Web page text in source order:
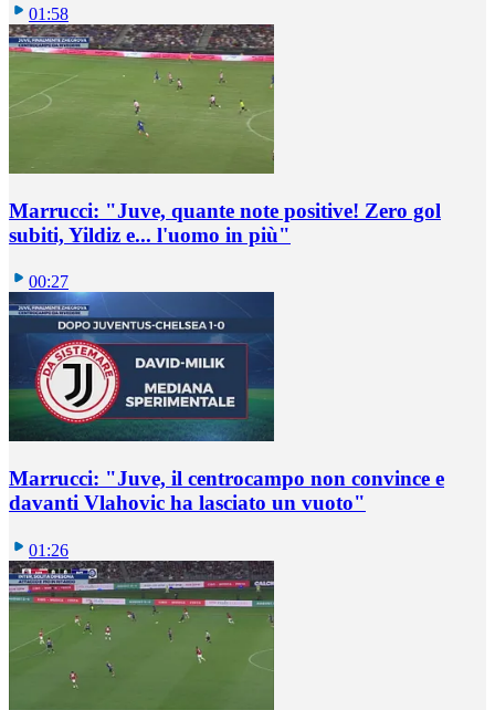
01:58
Marrucci: "Juve, quante note positive! Zero gol
subiti, Yildiz e... l'uomo in più"
00:27
Marrucci: "Juve, il centrocampo non convince e
davanti Vlahovic ha lasciato un vuoto"
01:26